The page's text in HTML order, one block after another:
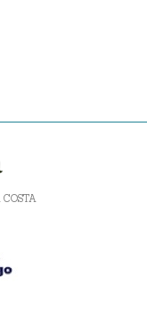
COSTA